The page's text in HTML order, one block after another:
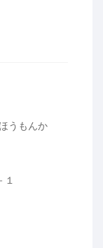
うもんか
１